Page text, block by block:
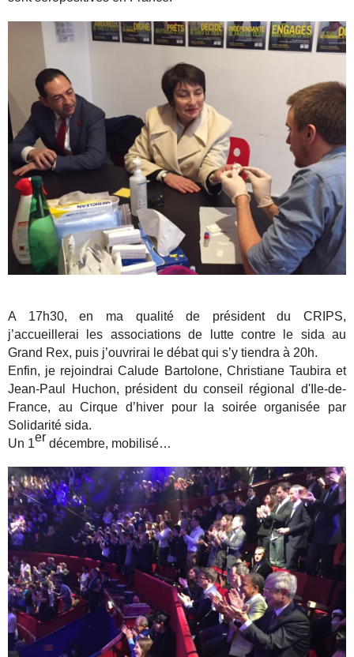
A 17h30, en ma qualité de président du CRIPS,
j’accueillerai les associations de lutte contre le sida au
Grand Rex, puis j’ouvrirai le débat qui s’y tiendra à 20h.
Enfin, je rejoindrai Calude Bartolone, Christiane Taubira et
Jean-Paul Huchon, président du conseil régional d'Ile-de-
France, au Cirque d’hiver pour la soirée organisée par
Solidarité sida.
Un 1er décembre, mobilisé…